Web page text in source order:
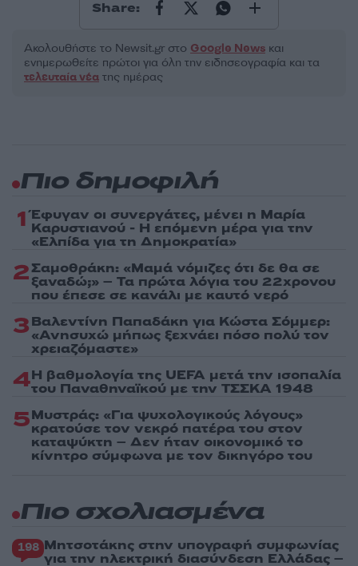
Share:
Ακολουθήστε το Νewsit.gr στο Google News και
ενημερωθείτε πρώτοι για όλη την ειδησεογραφία και τα
τελευταία νέα της ημέρας
Πιο δημοφιλή
1 Έφυγαν οι συνεργάτες, μένει η Μαρία
Καρυστιανού - Η επόμενη μέρα για την
«Ελπίδα για τη Δημοκρατία»
2Σαμοθράκη: «Μαμά νόμιζες ότι δε θα σε
ξαναδώ;» – Τα πρώτα λόγια του 22χρονου
που έπεσε σε κανάλι με καυτό νερό
3Βαλεντίνη Παπαδάκη για Κώστα Σόμμερ:
«Ανησυχώ μήπως ξεχνάει πόσο πολύ τον
χρειαζόμαστε»
4Η βαθμολογία της UEFA μετά την ισοπαλία
του Παναθηναϊκού με την ΤΣΣΚΑ 1948
5Μυστράς: «Για ψυχολογικούς λόγους»
κρατούσε τον νεκρό πατέρα του στον
καταψύκτη – Δεν ήταν οικονομικό το
κίνητρο σύμφωνα με τον δικηγόρο του
Πιο σχολιασμένα
198 Μητσοτάκης στην υπογραφή συμφωνίας
για την ηλεκτρική διασύνδεση Ελλάδας –